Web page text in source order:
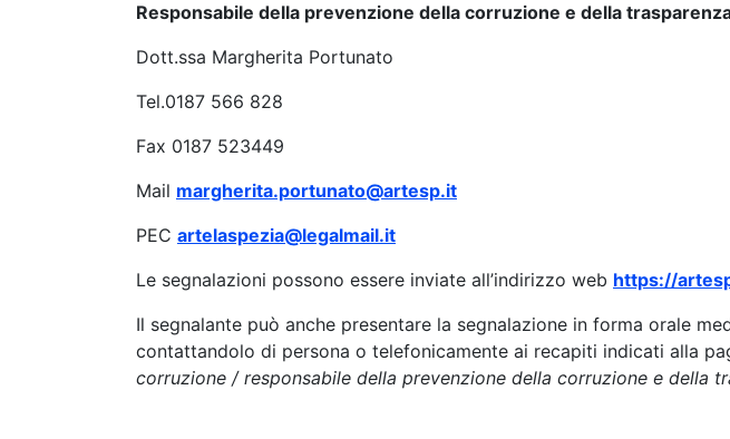
Responsabile della prevenzione della corruzione e della
Dott.ssa Margherita Portunato
Tel.0187 566 828
Fax 0187 523449
Mail margherita.portunato@artesp.it
PEC artelaspezia@legalmail.it
Le segnalazioni possono essere inviate all’indirizzo web https://
Il segnalante può anche presentare la segnalazione in forma orale
contattandolo di persona o telefonicamente ai recapiti indicati alla
corruzione / responsabile della prevenzione della corruzione e della